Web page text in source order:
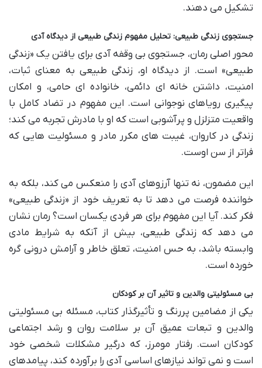
تشکیل می دهند.
جستجوی زندگی طبیعی: تحلیل مفهوم زندگی طبیعی از دیدگاه آدی
محور اصلی رمان، جستجوی بی وقفه آدی برای یافتن یک «زندگی
طبیعی» است. از دیدگاه او، زندگی طبیعی به معنای ثبات،
امنیت، داشتن خانه ای دائمی، خانواده ای حامی، و امکان
پیگیری رویاهای نوجوانی است. این مفهوم در تضاد کامل با
واقعیت متزلزل و پرآشوبی است که او با مادرش تجربه می کند؛
زندگی در کاروان، غیبت های مکرر مادر و مسئولیت هایی که
فراتر از سن اوست.
این مضمون، نه تنها آرزوهای آدی را منعکس می کند، بلکه به
خواننده فرصت می دهد تا به تعریف خود از «زندگی طبیعی»
فکر کند. آیا این مفهوم برای هر فردی یکسان است؟ رمان نشان
می دهد که زندگی طبیعی، بیش از آنکه به شرایط مادی
وابسته باشد، به حس امنیت، تعلق خاطر و آرامش درونی گره
خورده است.
بی مسئولیتی والدین و تاثیر آن بر کودکان
یکی از مضامین پررنگ و تأثیرگذار کتاب، مسئله بی مسئولیتی
والدین و تبعات عمیق آن بر سلامت روان و رشد اجتماعی
کودکان است. رفتار مومرز، که درگیر مشکلات شخصی خود
است و نمی تواند نیازهای اساسی آدی را برآورده کند، پیامدهای